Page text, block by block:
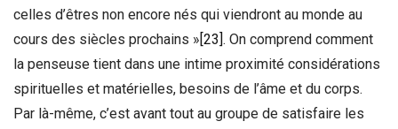
celles d’êtres non encore nés qui viendront au monde au
cours des siècles prochains » [23] . On comprend comment
la penseuse tient dans une intime proximité considérations
spirituelles et matérielles, besoins de l’âme et du corps.
Par là-même, c’est avant tout au groupe de satisfaire les